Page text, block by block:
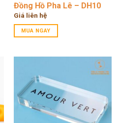
Đồng Hồ Pha Lê – DH10
Giá liên hệ
MUA NGAY